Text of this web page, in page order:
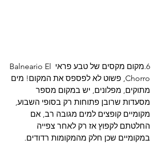
6.מקום מקסים של טבע פראי Balneario El
Chorro, פשוט לא לפספס את המקום! מים
מתוקים, מפלונים, יש במקום מספר
מסעדות שרובן פתוחות רק בסופי השבוע,
מקומיים קופצים למים מגובה רב, אם
החלטתם לקפוץ אז רק לאחר צפייה
במקומיים שכן חלק מהמקומות רדודים.